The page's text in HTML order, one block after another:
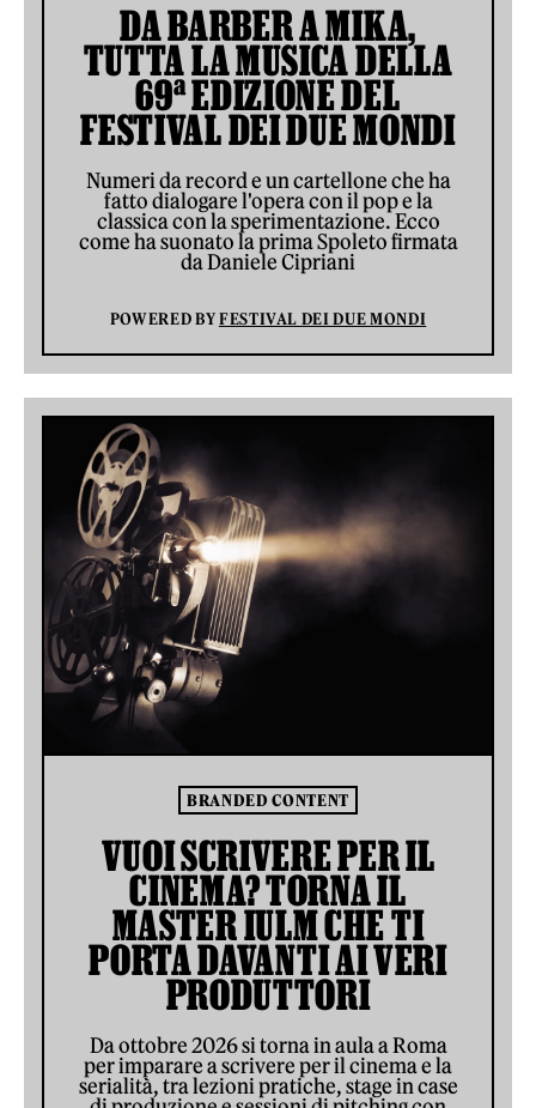
DA BARBER A MIKA,
TUTTA LA MUSICA DELLA
69ª EDIZIONE DEL
FESTIVAL DEI DUE MONDI
Numeri da record e un cartellone che ha
fatto dialogare l'opera con il pop e la
classica con la sperimentazione. Ecco
come ha suonato la prima Spoleto firmata
da Daniele Cipriani
POWERED BYFESTIVAL DEI DUE MONDI
BRANDED CONTENT
VUOI SCRIVERE PER IL
CINEMA? TORNA IL
MASTER IULM CHE TI
PORTA DAVANTI AI VERI
PRODUTTORI
Da ottobre 2026 si torna in aula a Roma
per imparare a scrivere per il cinema e la
serialità, tra lezioni pratiche, stage in case